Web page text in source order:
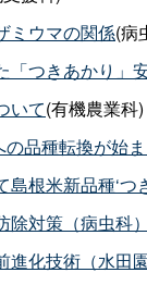
ミウマの関係(病
つきあかり」
いて(有機農業科)
の品種転換が始
根米新品種‘つ
除対策（病虫科
進化技術（水田